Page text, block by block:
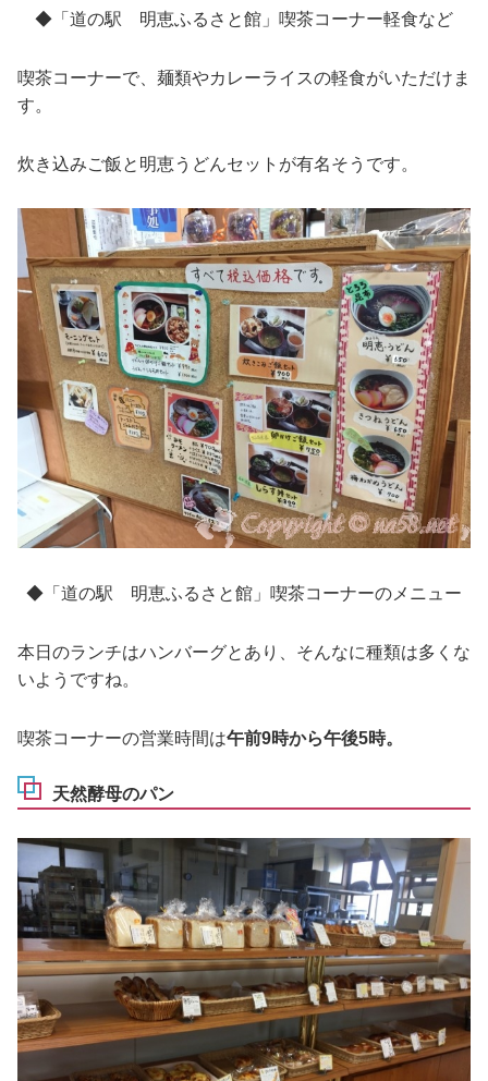
◆「道の駅 明恵ふるさと館」喫茶コーナー軽食など
喫茶コーナーで、麺類やカレーライスの軽食がいただけま
す。
炊き込みご飯と明恵うどんセットが有名そうです。
◆「道の駅 明恵ふるさと館」喫茶コーナーのメニュー
本日のランチはハンバーグとあり、そんなに種類は多くな
いようですね。
喫茶コーナーの営業時間は午前9時から午後5時。
天然酵母のパン